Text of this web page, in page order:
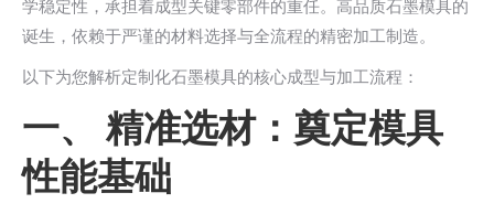
学稳定性，承担着成型关键零部件的重任。高品质石墨模具的
诞生，依赖于严谨的材料选择与全流程的精密加工制造。
以下为您解析定制化石墨模具的核心成型与加工流程：
一、 精准选材：奠定模具
性能基础